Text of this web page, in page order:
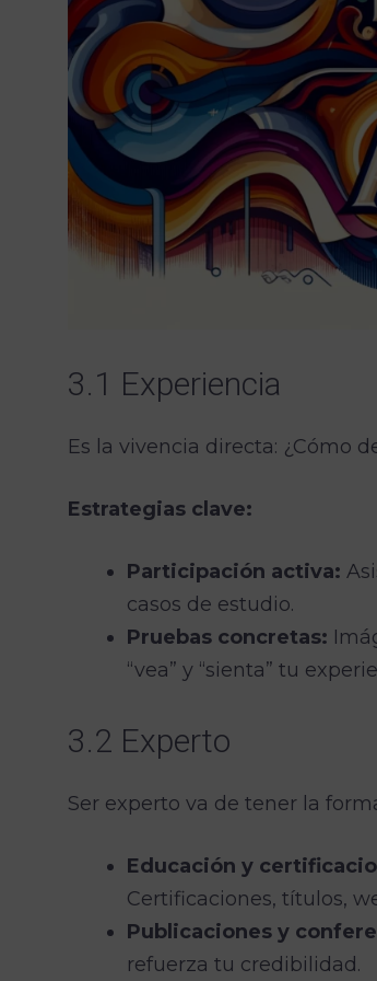
3.1 Experiencia
Es la vivencia directa: ¿Cómo
Estrategias clave:
Participación activa:
casos de estudio.
Pruebas concretas:
“vea” y “sienta” tu
3.2 Experto
Ser experto va de tener la
Educación y
Certificaciones, títulos,
Publicaciones y
refuerza tu credibilidad.